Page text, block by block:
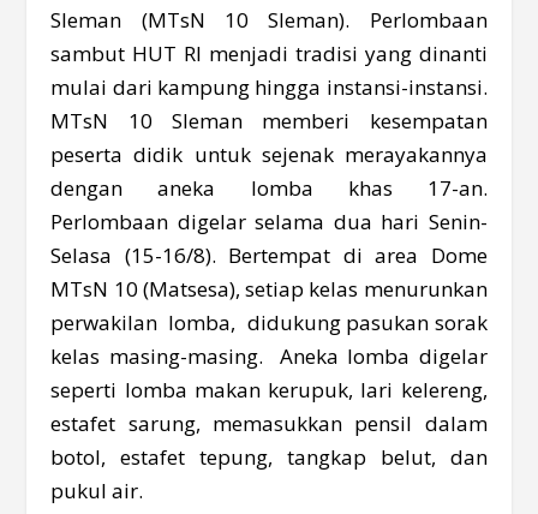
Sleman (MTsN 10 Sleman). Perlombaan
sambut HUT RI menjadi tradisi yang dinanti
mulai dari kampung hingga instansi-instansi.
MTsN 10 Sleman memberi kesempatan
peserta didik untuk sejenak merayakannya
dengan aneka lomba khas 17-an.
Perlombaan digelar selama dua hari Senin-
Selasa (15-16/8). Bertempat di area Dome
MTsN 10 (Matsesa), setiap kelas menurunkan
perwakilan lomba, didukung pasukan sorak
kelas masing-masing. Aneka lomba digelar
seperti lomba makan kerupuk, lari kelereng,
estafet sarung, memasukkan pensil dalam
botol, estafet tepung, tangkap belut, dan
pukul air.